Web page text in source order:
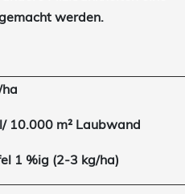
werden.
10.000 m² Laubwand
1 %ig (2-3 kg/ha)